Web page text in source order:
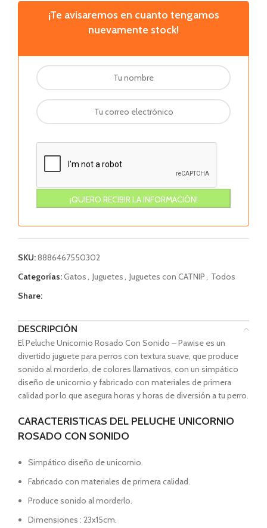
¡Te avisaremos en cuanto tengamos
nuevamente stock!
SKU:8886467550302
Categorías:Gatos, Juguetes, Juguetes con CATNIP, Todos
Share:
DESCRIPCIÓN
El Peluche Unicornio Rosado Con Sonido – Pawise es un
divertido juguete para perros con textura suave, que produce
sonido al morderlo, de colores llamativos, con un simpático
diseño de unicornio y fabricado con materiales de primera
calidad por lo que asegura horas y horas de diversión a tu perro.
CARACTERISTICAS DEL PELUCHE UNICORNIO
ROSADO CON SONIDO
Simpático diseño de unicornio.
Fabricado con materiales de primera calidad.
Produce sonido al morderlo.
Dimensiones : 23x15cm.